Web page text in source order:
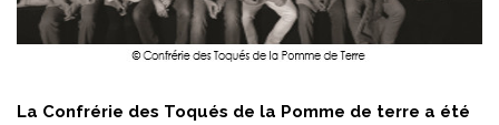
La Confrérie des Toqués de la Pomme de terre a été